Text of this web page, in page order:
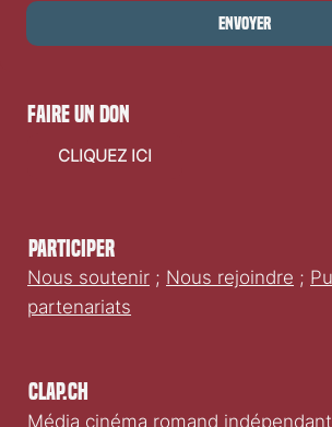
Envoyer
Clap.ch
Média cinéma romand
Participer
Nous soutenir ; Nous rejoindre ;
partenariats
faire un don
CLIQUEZ ICI